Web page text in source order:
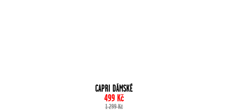
CAPRI DÁMSKÉ
499Kč
1 299Kč